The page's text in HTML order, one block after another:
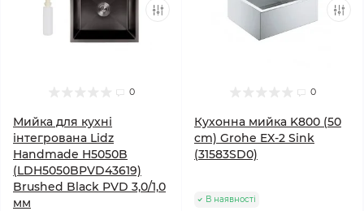
0
Мийка для кухні
інтегрована Lidz
Handmade H5050B
(LDH5050BPVD43619)
Brushed Black PVD 3,0/1,0
мм
0
Кухонна мийка K800 (50
cm) Grohe EX-2 Sink
(31583SD0)
В наявності